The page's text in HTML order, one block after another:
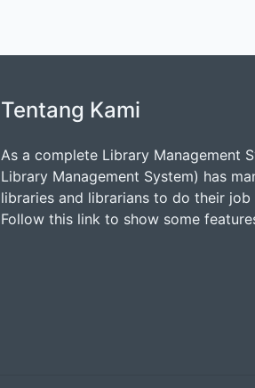
Tentang Kami
As a complete Library Management
Library Management System) has
libraries and librarians to do their job
Follow this link to show some